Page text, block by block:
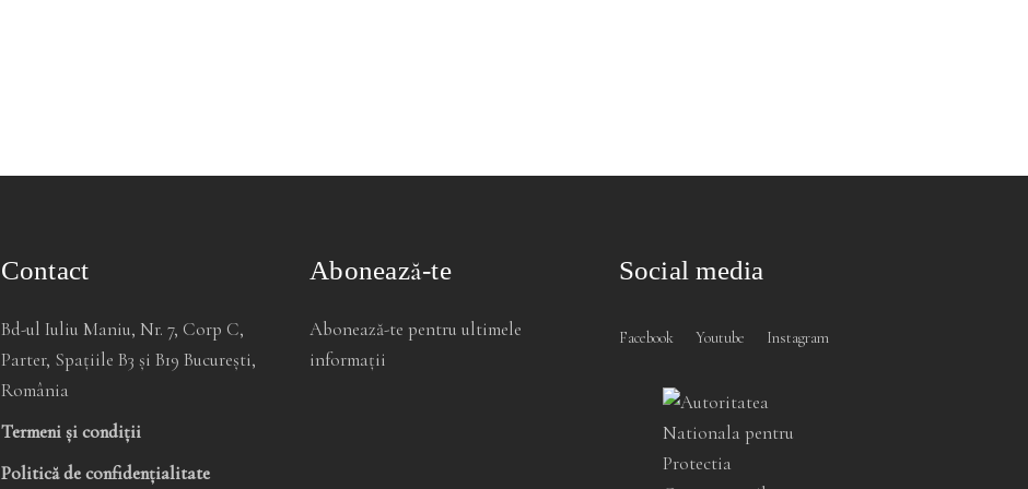
Contact
Bd-ul Iuliu Maniu, Nr. 7, Corp C,
Parter, Spațiile B3 și B19 București,
România
Termeni și condiții
Politică de confidențialitate
Abonează-te
Abonează-te pentru ultimele
informații
Social media
Facebook Youtube Instagram